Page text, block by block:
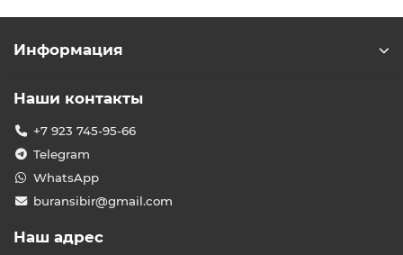
Информация
Наши контакты
+7 923 745-95-66
Telegram
WhatsApp
buransibir@gmail.com
Наш адрес